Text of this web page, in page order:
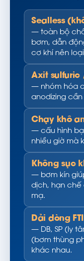
Sealless
— toàn bộ
bơm, dẫn
cơ khí nên
Axit
— nhóm hóa
anodizing
Chạy khô
— cấu hình
nhiều giờ mà
Không sục
— bơm kín
dịch, hạn chế
mạ.
Dải dòng FTI
— DB, SP (ly
(bơm thùng
khác nhau.